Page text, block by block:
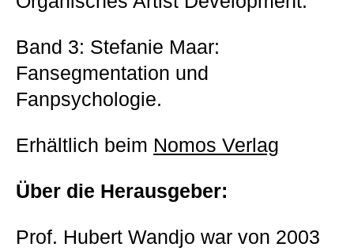
Band 3: Stefanie Maar:
Fansegmentation und
Fanpsychologie.
Erhältlich beim Nomos Verlag
Über die Herausgeber:
Prof. Hubert Wandjo war von 2003